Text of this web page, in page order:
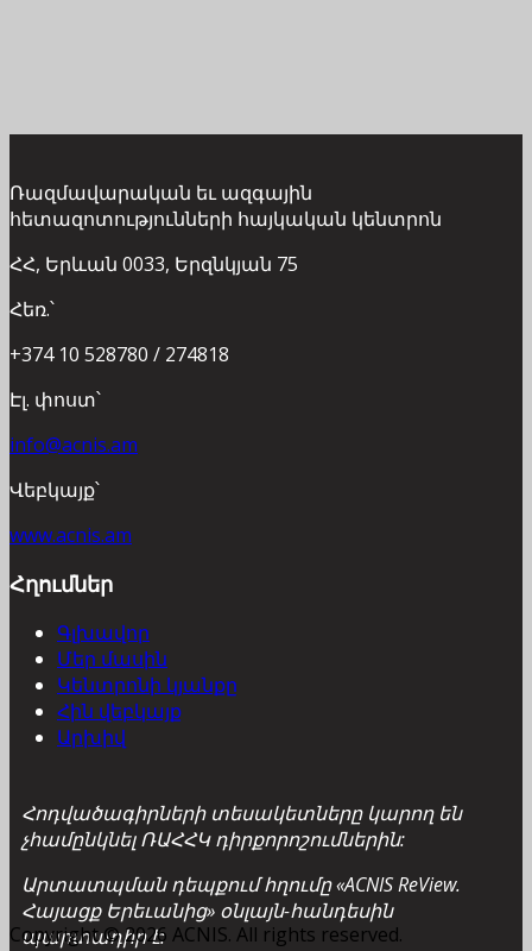
Ռազմավարական եւ ազգային
հետազոտությունների հայկական կենտրոն
ՀՀ, Երևան 0033, Երզնկյան 75
Հեռ.՝
+374 10 528780 / 274818
Էլ. փոստ՝
info@acnis.am
Վեբկայք՝
www.acnis.am
Հղումներ
Գլխավոր
Մեր մասին
Կենտրոնի կյանքը
Հին վեբկայք
Արխիվ
Հոդվածագիրների տեսակետները կարող են
չհամընկնել ՌԱՀՀԿ դիրքորոշումներին:
Արտատպման դեպքում հղումը «ACNIS ReView.
Հայացք Երեւանից» օնլայն-հանդեսին
պարտադիր է:
Copyright © 2026 ACNIS. All rights reserved.